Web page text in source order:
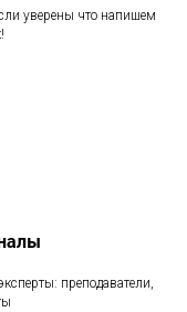
уверены что напишем
преподаватели,